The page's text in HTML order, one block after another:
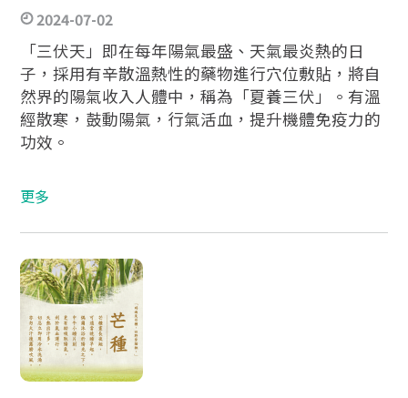
2024-07-02
「三伏天」即在每年陽氣最盛、天氣最炎熱的日
子，採用有辛散溫熱性的藥物進行穴位敷貼，將自
然界的陽氣收入人體中，稱為「夏養三伏」。有溫
經散寒，鼓動陽氣，行氣活血，提升機體免疫力的
功效。​
更多